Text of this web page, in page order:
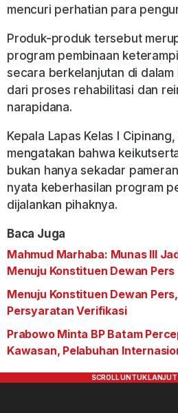
mencuri perhatian para
Produk-produk tersebut
program pembinaan
secara berkelanjutan di
dari proses rehabilitasi dan
narapidana.
Kepala Lapas Kelas I
mengatakan bahwa
bukan hanya sekadar
nyata keberhasilan program
dijalankan pihaknya.
Baca Juga
Mahmud Marhaba: Munas III
Menuju Konstituen Dewan Pers
Menuju Konstituen Dewan
Persyaratan Verifikasi
Prabowo Minta BP Batam
Kawasan, Pelabuhan